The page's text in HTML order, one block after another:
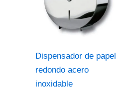
Dispensador de papel
redondo acero
inoxidable